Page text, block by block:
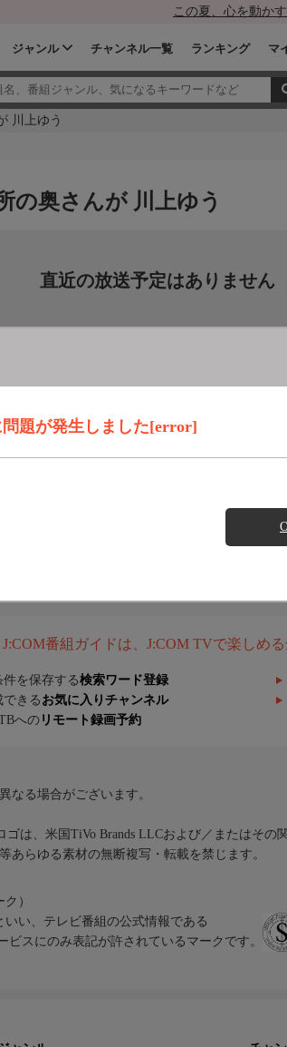
この夏、心を動か
ジャンル チャンネル一覧 ランキング マ
川上ゆう
題が発生しました[error]
の奥さんが 川上ゆう
直近の放送予定はありません
J:COM番組ガイドは、J:COM TVで楽しめ
件を保存する検索ワード登録
きる お気に入りチャンネル
への リモート録画予約
なる場合がございます。
は、米国TiVo Brands LLCおよび／またはその
あらゆる素材の無断複写・転載を禁じます。
）
いい、テレビ番組の公式情報である
ビスにのみ表記が許されているマークです。